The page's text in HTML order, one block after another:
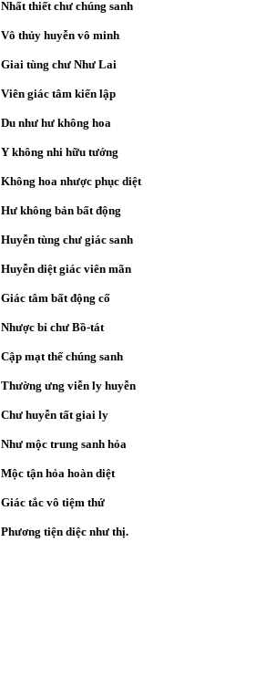
Nhất thiết chư chúng sanh
Vô thủy huyễn vô minh
Giai tùng chư Như Lai
Viên giác tâm kiến lập
Du như hư không hoa
Y không nhi hữu tướng
Không hoa nhược phục diệt
Hư không bản bất động
Huyễn tùng chư giác sanh
Huyễn diệt giác viên mãn
Giác tâm bất động cố
Nhược bỉ chư Bồ-tát
Cập mạt thế chúng sanh
Thường ưng viễn ly huyễn
Chư huyễn tất giai ly
Như mộc trung sanh hỏa
Mộc tận hỏa hoàn diệt
Giác tắc vô tiệm thứ
Phương tiện diệc như thị.